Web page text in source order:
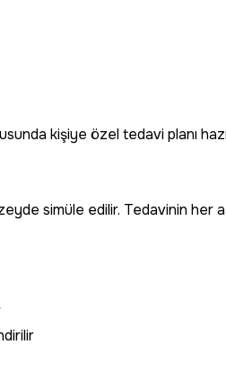
kişiye özel tedavi planı
simüle edilir. Tedavinin her